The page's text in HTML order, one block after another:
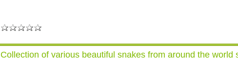
Collection of various beautiful snakes from around the world